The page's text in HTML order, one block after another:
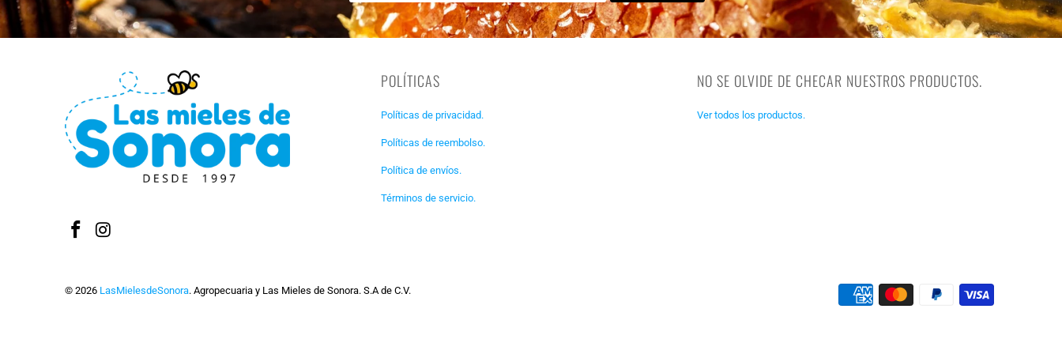
POLÍTICAS
Políticas de privacidad.
Políticas de reembolso.
Política de envíos.
Términos de servicio.
NO SE OLVIDE DE CHECAR NUESTROS PRODUCTOS.
Ver todos los productos.
© 2026 LasMielesdeSonora. Agropecuaria y Las Mieles de Sonora. S.A de C.V.